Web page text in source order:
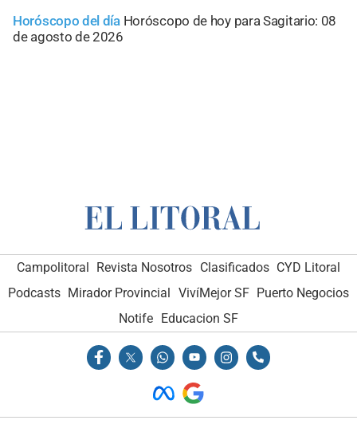
Horóscopo del día Horóscopo de hoy para Sagitario: 08
de agosto de 2026
Campolitoral Revista Nosotros Clasificados CYD Litoral
Podcasts Mirador Provincial VivíMejor SF Puerto Negocios
Notife
Educacion SF